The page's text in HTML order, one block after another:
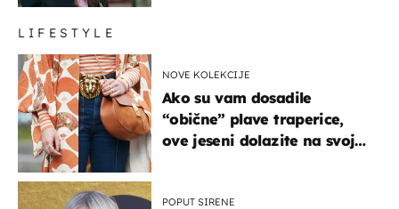
LIFESTYLE
NOVE KOLEKCIJE
Ako su vam dosadile
“obične” plave traperice,
ove jeseni dolazite na svoje
POPUT SIRENE